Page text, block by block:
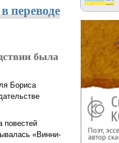
переводе
была
Бориса
повестей
«Винни-